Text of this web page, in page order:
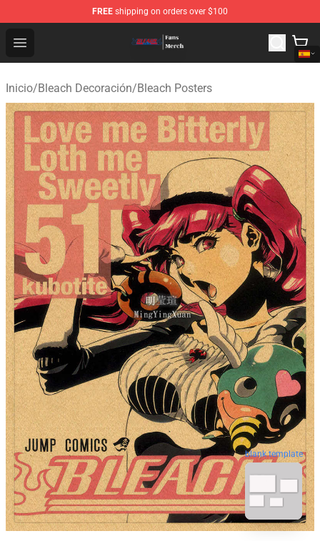
FREE shipping on orders over $100
Open menu
Bleach Store - Official Bleach Merchandise Shop
Inicio/Bleach Decoración/Bleach Posters
blank template